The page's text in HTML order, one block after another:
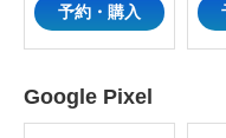
Google Pixel
予約・購入